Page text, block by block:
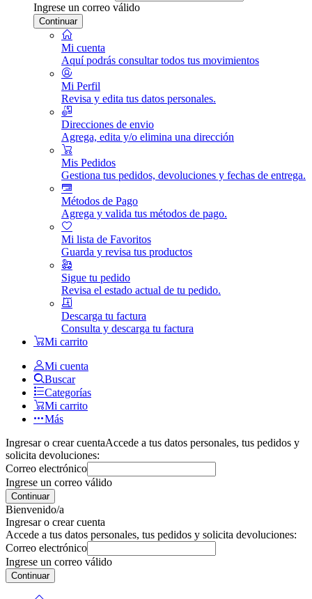
Ingrese un correo válido
Continuar
Mi cuenta
Aquí podrás consultar todos tus movimientos
Mi Perfil
Revisa y edita tus datos personales.
Direcciones de envio
Agrega, edita y/o elimina una dirección
Mis Pedidos
Gestiona tus pedidos, devoluciones y fechas de entrega.
Métodos de Pago
Agrega y valida tus métodos de pago.
Mi lista de Favoritos
Guarda y revisa tus productos
Sigue tu pedido
Revisa el estado actual de tu pedido.
Descarga tu factura
Consulta y descarga tu factura
Mi carrito
Mi cuenta
Buscar
Categorías
Mi carrito
Más
Ingresar o crear cuentaAccede a tus datos personales, tus pedidos y
solicita devoluciones:
Correo electrónico
Ingrese un correo válido
Continuar
Bienvenido/a
Ingresar o crear cuenta
Accede a tus datos personales, tus pedidos y solicita devoluciones:
Correo electrónico
Ingrese un correo válido
Continuar